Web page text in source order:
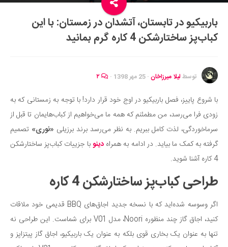
سفر و گردشگری
ایران گردی
جهان گردی
موفقیت و مهارت‌های فردی
تغذیه سالم
بهداشت
بیماری و درمان
کودک و مادر
ورزش و تندرستی
مراکز پزشکی و دارویی
فرهنگ و هنر
باربیکیو در تابستان، آتشدان در زمستان: با این
کباب‌پز ساختارشکن 4 کاره گرم بمانید
توسطلیلا میرزاخان · 25 مهر 1398 ·
با شروع پاییز، فصل باربیکیو در اوج خود قرار دارد! با توجه به زمستانی که به
زودی فرا می‌رسد، من مطمئنم که همه ما می‌خواهیم از کباب‌هایمان تا قبل از
سرماخوردگی، لذت کامل ببریم. به نظر می‌رسد برند برزیلی «نوری» تصمیم
گرفته به کمک ما بیاید. در ادامه به همراهدینوبا جزییات کباب‌پز ساختارشکن
4 کاره آشنا شوید.
طراحی کباب‌پز ساختارشکن 4 کاره
اگر وسوسه شده‌اید که با نسخه جدید اجاق‌های BBQ قدیمی خود ملاقات
کنید، اجاق گاز چند منظوره Noori، مدل V01 برای شماست. این طراحی نه
تنها به عنوان یک بخاری قوی بلکه به عنوان یک باربیکیو، اجاق گاز پیتزاپز و